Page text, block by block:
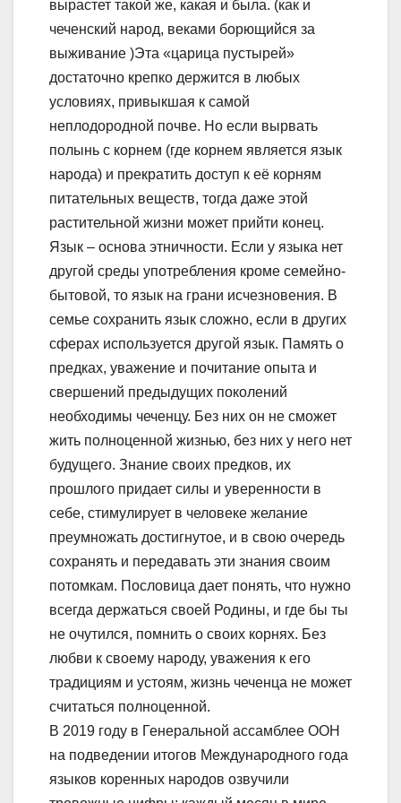
вырастет такой же, какая и была. (как и
чеченский народ, веками борющийся за
выживание )Эта «царица пустырей»
достаточно крепко держится в любых
условиях, привыкшая к самой
неплодородной почве. Но если вырвать
полынь с корнем (где корнем является язык
народа) и прекратить доступ к её корням
питательных веществ, тогда даже этой
растительной жизни может прийти конец.
Язык – основа этничности. Если у языка нет
другой среды употребления кроме семейно-
бытовой, то язык на грани исчезновения. В
семье сохранить язык сложно, если в других
сферах используется другой язык. Память о
предках, уважение и почитание опыта и
свершений предыдущих поколений
необходимы чеченцу. Без них он не сможет
жить полноценной жизнью, без них у него нет
будущего. Знание своих предков, их
прошлого придает силы и уверенности в
себе, стимулирует в человеке желание
преумножать достигнутое, и в свою очередь
сохранять и передавать эти знания своим
потомкам. Пословица дает понять, что нужно
всегда держаться своей Родины, и где бы ты
не очутился, помнить о своих корнях. Без
любви к своему народу, уважения к его
традициям и устоям, жизнь чеченца не может
считаться полноценной.
В 2019 году в Генеральной ассамблее ООН
на подведении итогов Международного года
языков коренных народов озвучили